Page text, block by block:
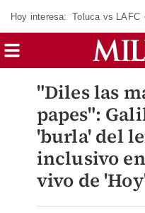
Hoy interesa: Toluca vs LAFC
"Diles las
papes":
'burla' del
inclusivo
vivo de